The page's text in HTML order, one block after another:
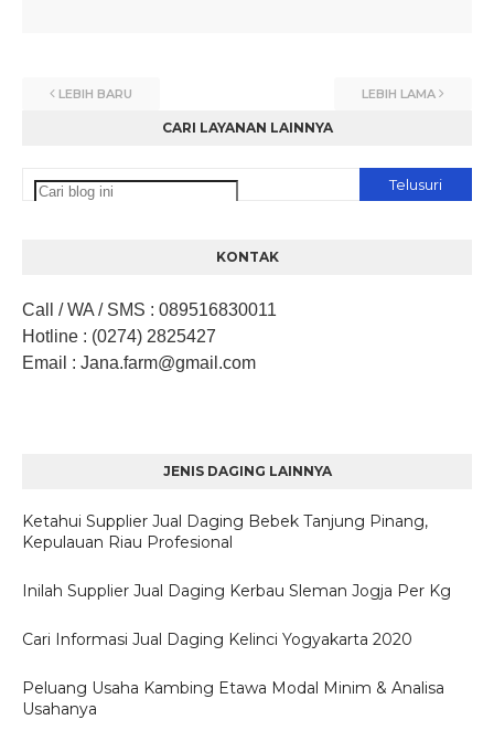
LEBIH BARU LEBIH LAMA
CARI LAYANAN LAINNYA
KONTAK
Call / WA / SMS : 089516830011
Hotline : (0274) 2825427
Email : Jana.farm@gmail.com
JENIS DAGING LAINNYA
Ketahui Supplier Jual Daging Bebek Tanjung Pinang,
Kepulauan Riau Profesional
Inilah Supplier Jual Daging Kerbau Sleman Jogja Per Kg
Cari Informasi Jual Daging Kelinci Yogyakarta 2020
Peluang Usaha Kambing Etawa Modal Minim & Analisa
Usahanya